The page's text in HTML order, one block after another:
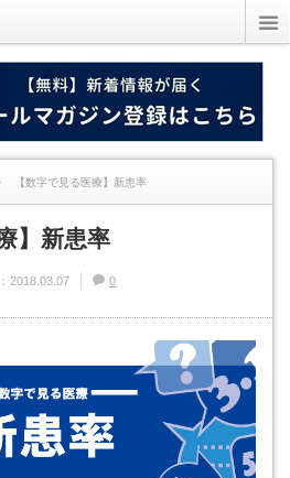
【数字で見る医療】新患率
】新患率
2018.03.07 0